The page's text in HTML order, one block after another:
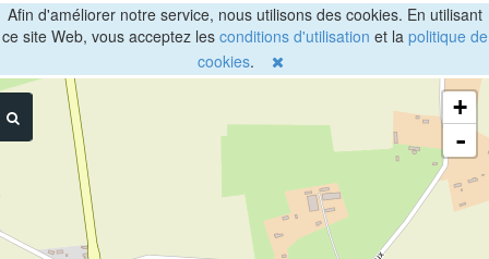
Afin d'améliorer notre service, nous utilisons des cookies. En utilisant
ce site Web, vous acceptez les conditions d'utilisation et la politique de
cookies.
+
-